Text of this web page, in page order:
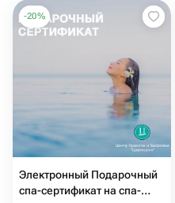
-20%
Электронный Подарочный
спа-сертификат на спа-